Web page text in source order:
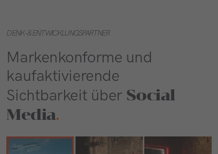
DENK- & ENTWICKLUNGSPARTNER
Markenkonforme und
kaufaktivierende
Sichtbarkeit über Social
Media.